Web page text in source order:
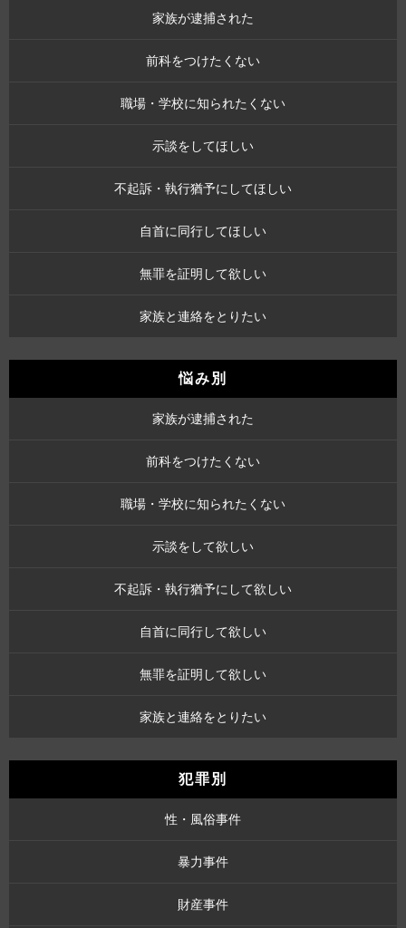
家族が逮捕された
前科をつけたくない
職場・学校に知られたくない
示談をしてほしい
不起訴・執行猶予にしてほしい
自首に同行してほしい
無罪を証明して欲しい
家族と連絡をとりたい
悩み別
家族が逮捕された
前科をつけたくない
職場・学校に知られたくない
示談をして欲しい
不起訴・執行猶予にして欲しい
自首に同行して欲しい
無罪を証明して欲しい
家族と連絡をとりたい
犯罪別
性・風俗事件
暴力事件
財産事件